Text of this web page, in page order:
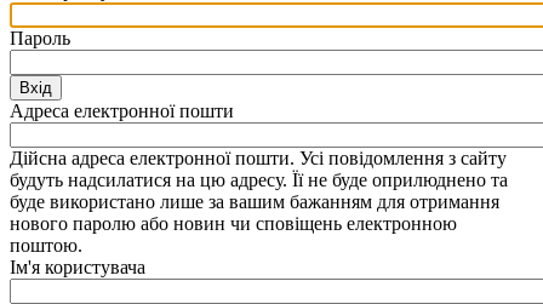
Пароль
Вхід
Адреса електронної пошти
Дійсна адреса електронної пошти. Усі повідомлення з сайту
будуть надсилатися на цю адресу. Її не буде оприлюднено та
буде використано лише за вашим бажанням для отримання
нового паролю або новин чи сповіщень електронною
поштою.
Ім'я користувача